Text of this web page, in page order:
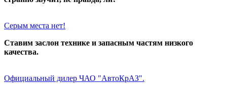
Серым места нет!
Ставим заслон технике и запасным частям низкого
качества.
Официальный дилер ЧАО "АвтоКрАЗ".